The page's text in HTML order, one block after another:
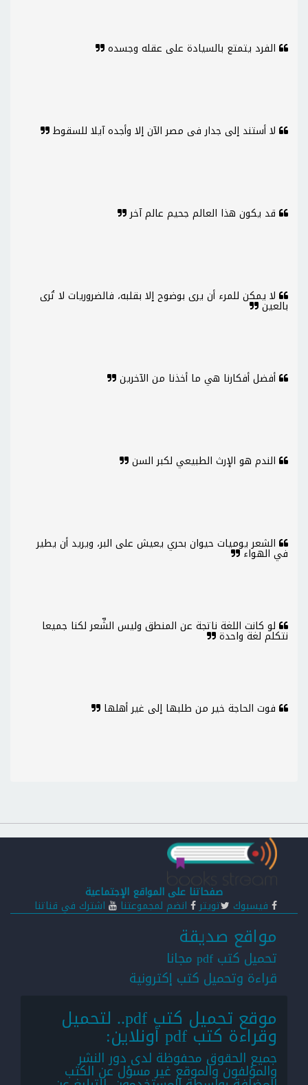
الفرد يتمتع بالسيادة على عقله وجسده
لا أستند إلى جدار فى مصر الآن إلا وأجده آيلا للسقوط
قد يكون هذا العالم جحيم عالم آخر
لا يمكن للمرء أن يرى بوضوح إلا بقلبه، فالضروريات لا تُرى
بالعين
أفضل أفكارنا هي ما أخذنا من الآخرين
الندم هو الإرث الطبيعي لكبر السن
الشعر يوميات حيوان بحري يعيش على البر، ويريد أن يطير
في الهواء
لو كانت اللغة ناتجة عن المنطق وليس الشِّعر لكنا جميعا
نتكلم لغة واحدة
فوت الحاجة خير من طلبها إلى غير أهلها
صفحاتنا على المواقع الإجتماعية
فيسبوك تويتر انضم لمجموعتنا اشترك في قناتنا
مواقع صديقة
تحميل كتب pdf مجانا
قراءة وتحميل كتب إكترونية
موقع تحميل كتب pdf.. لتحميل
وقراءة كتب pdf أونلاين:
جميع الحقوق محفوظة لدى دور النشر
والمؤلفون والموقع غير مسؤل عن الكتب